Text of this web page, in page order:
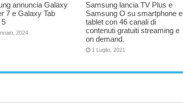
annuncia Galaxy
7 e Galaxy Tab
5
2024
Samsung lancia TV Plus e
Samsung O su smartphone e
tablet con 46 canali di
contenuti gratuiti streaming e
on demand.
1 Luglio, 2021